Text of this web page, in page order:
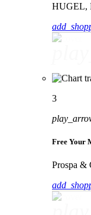
HUGEL,
3
Free Your
Prospa &